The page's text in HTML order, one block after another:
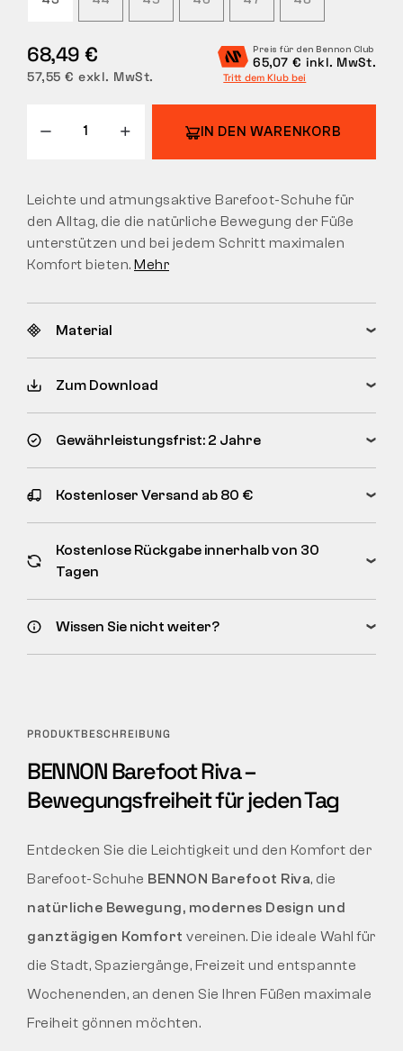
68,49 €
57,55 € exkl. MwSt.
Preis für den Bennon Club
65,07 € inkl. MwSt.
Tritt dem Klub bei
IN DEN WARENKORB
Leichte und atmungsaktive Barefoot-Schuhe für
den Alltag, die die natürliche Bewegung der Füße
unterstützen und bei jedem Schritt maximalen
Komfort bieten. Mehr
Material
Zum Download
Gewährleistungsfrist: 2 Jahre
Kostenloser Versand ab 80 €
Kostenlose Rückgabe innerhalb von 30
Tagen
Wissen Sie nicht weiter?
PRODUKTBESCHREIBUNG
BENNON Barefoot Riva –
Bewegungsfreiheit für jeden Tag
Entdecken Sie die Leichtigkeit und den Komfort der
Barefoot-Schuhe BENNON Barefoot Riva, die
natürliche Bewegung, modernes Design und
ganztägigen Komfort vereinen. Die ideale Wahl für
die Stadt, Spaziergänge, Freizeit und entspannte
Wochenenden, an denen Sie Ihren Füßen maximale
Freiheit gönnen möchten.